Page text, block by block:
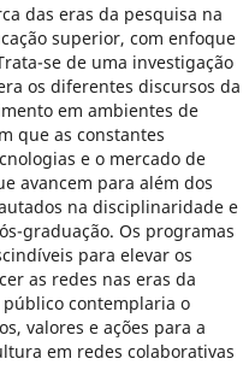
das eras da pesquisa na
superior, com enfoque
se de uma investigação
os diferentes discursos da
em ambientes de
que as constantes
e o mercado de
avancem para além dos
na disciplinaridade e
graduação. Os programas
para elevar os
as redes nas eras da
contemplaria o
valores e ações para a
em redes colaborativas